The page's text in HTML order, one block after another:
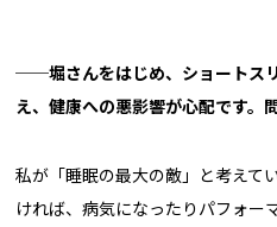
──堀さんをはじめ、ショートス
え、健康への悪影響が心配です。
私が「睡眠の最大の敵」と考えて
ければ、病気になったりパフォー